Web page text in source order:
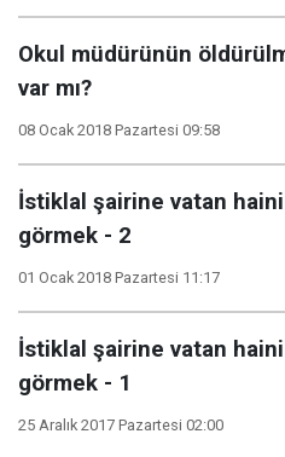
Okul müdürünün
var mı?
08 Ocak 2018 Pazartesi 09:58
İstiklal şairine vatan
görmek - 2
01 Ocak 2018 Pazartesi 11:17
İstiklal şairine vatan
görmek - 1
25 Aralık 2017 Pazartesi 02:00